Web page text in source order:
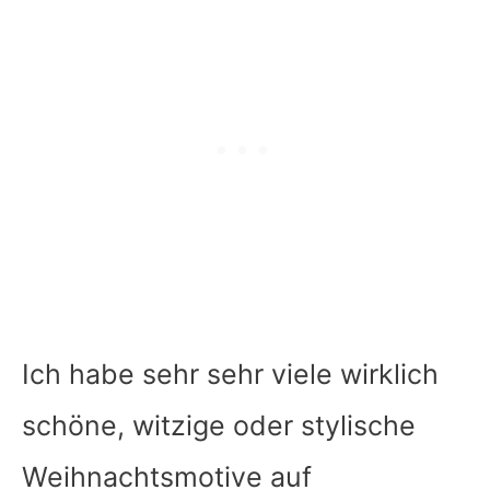
Ich habe sehr sehr viele wirklich
schöne, witzige oder stylische
Weihnachtsmotive auf